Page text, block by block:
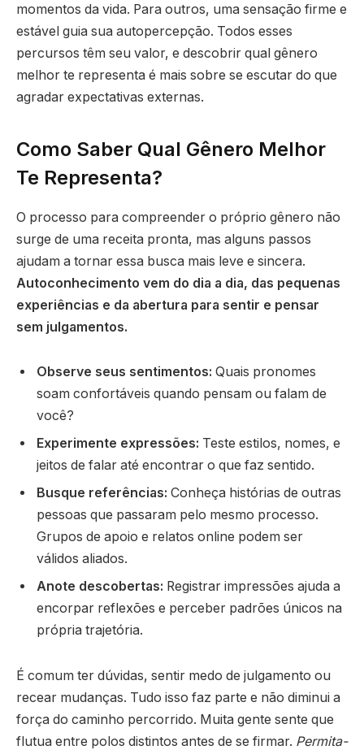
momentos da vida. Para outros, uma sensação firme e
estável guia sua autopercepção. Todos esses
percursos têm seu valor, e descobrir qual gênero
melhor te representa é mais sobre se escutar do que
agradar expectativas externas.
Como Saber Qual Gênero Melhor
Te Representa?
O processo para compreender o próprio gênero não
surge de uma receita pronta, mas alguns passos
ajudam a tornar essa busca mais leve e sincera.
Autoconhecimento vem do dia a dia, das pequenas
experiências e da abertura para sentir e pensar
sem julgamentos.
Observe seus sentimentos: Quais pronomes
soam confortáveis quando pensam ou falam de
você?
Experimente expressões: Teste estilos, nomes, e
jeitos de falar até encontrar o que faz sentido.
Busque referências: Conheça histórias de outras
pessoas que passaram pelo mesmo processo.
Grupos de apoio e relatos online podem ser
válidos aliados.
Anote descobertas: Registrar impressões ajuda a
encorpar reflexões e perceber padrões únicos na
própria trajetória.
É comum ter dúvidas, sentir medo de julgamento ou
recear mudanças. Tudo isso faz parte e não diminui a
força do caminho percorrido. Muita gente sente que
flutua entre polos distintos antes de se firmar. Permita-